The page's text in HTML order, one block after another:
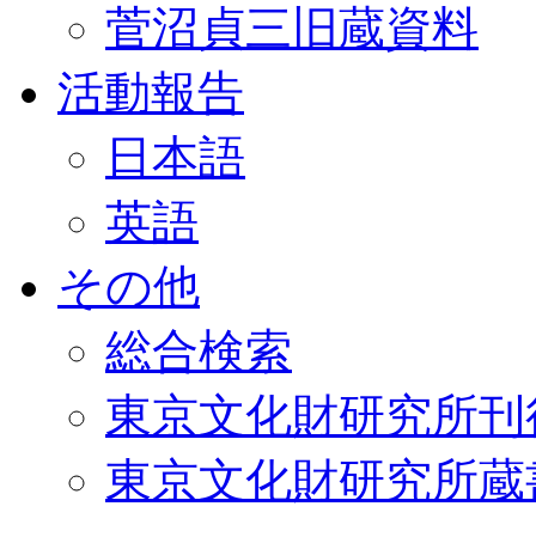
菅沼貞三旧蔵資料
活動報告
日本語
英語
その他
総合検索
東京文化財研究所
東京文化財研究所